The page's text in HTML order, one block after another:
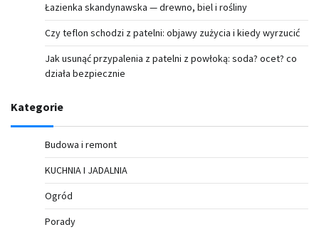
Łazienka skandynawska — drewno, biel i rośliny
Czy teflon schodzi z patelni: objawy zużycia i kiedy wyrzucić
Jak usunąć przypalenia z patelni z powłoką: soda? ocet? co
działa bezpiecznie
Kategorie
Budowa i remont
KUCHNIA I JADALNIA
Ogród
Porady